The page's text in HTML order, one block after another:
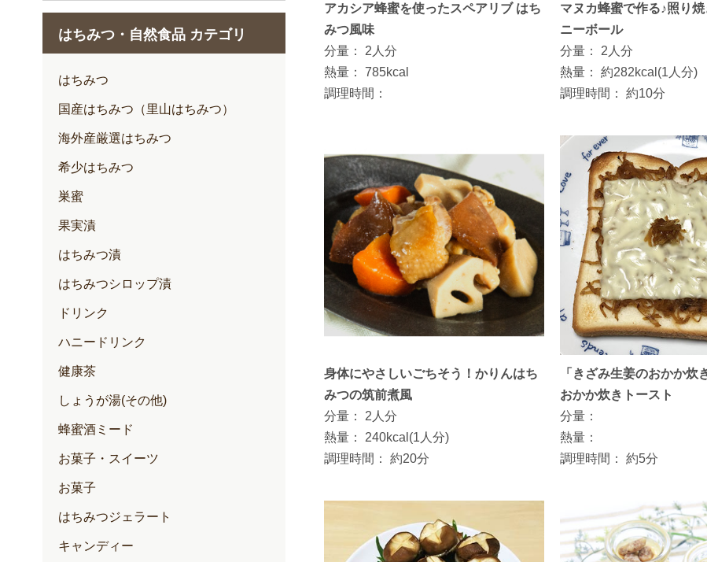
アカシア蜂蜜を使ったスペアリブ はち
みつ風味
分量：
2人分
熱量：
785kcal
調理時間：
マヌカ蜂蜜で作る♪照り
ニーボール
分量：
2人分
熱量：
約282kcal(1人分)
調理時間：
約10分
身体にやさしいごちそう！かりんはち
みつの筑前煮風
分量：
2人分
熱量：
240kcal(1人分)
調理時間：
約20分
「きざみ生姜のおかか炊
おかか炊きトースト
分量：
熱量：
調理時間：
約5分
2月
3月
4月
5月
6月
7月
はちみつ・自然食品 カテゴリ
はちみつ
国産はちみつ（里山はちみつ）
海外産厳選はちみつ
希少はちみつ
巣蜜
果実漬
はちみつ漬
はちみつシロップ漬
ドリンク
ハニードリンク
健康茶
しょうが湯(その他)
蜂蜜酒ミード
お菓子・スイーツ
お菓子
はちみつジェラート
キャンディー